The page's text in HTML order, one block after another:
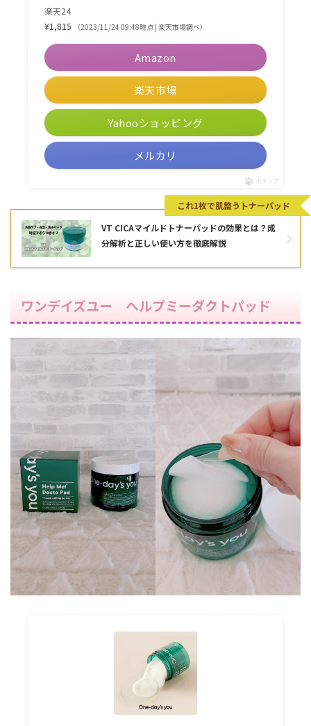
楽天24
¥1,815
（2023/11/24 09:48時点 | 楽天市場調べ）
Amazon
楽天市場
Yahooショッピング
メルカリ
ポチップ
VT CICAマイルドトナーパッドの効果とは？成
分解析と正しい使い方を徹底解説
これ1枚で肌整うトナーパッド
ワンデイズユー ヘルプミーダクトパッド